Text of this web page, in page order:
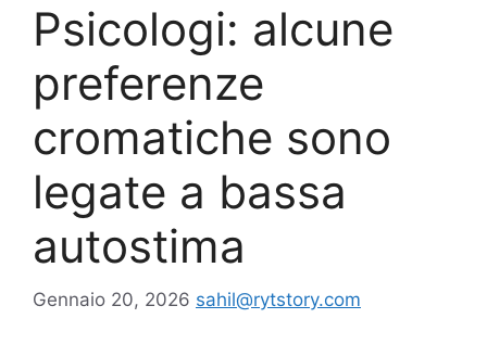
Psicologi: alcune
preferenze
cromatiche sono
legate a bassa
autostima
Gennaio 20, 2026 sahil@rytstory.com